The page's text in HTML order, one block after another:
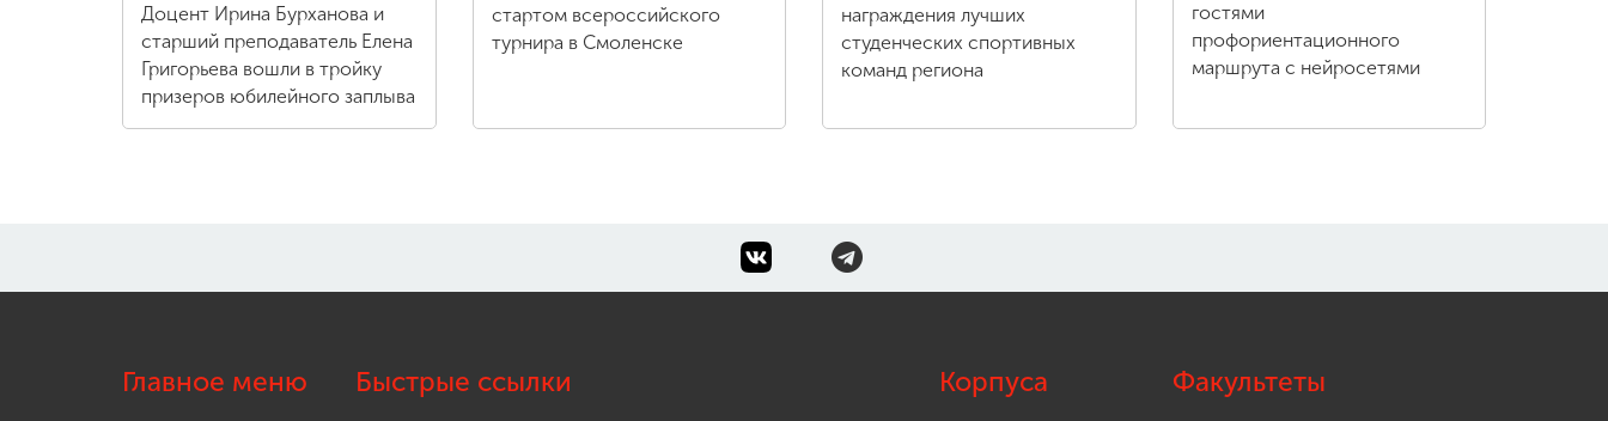
Доцент Ирина Бурханова и
старший преподаватель Елена
Григорьева вошли в тройку
призеров юбилейного заплыва
стартом всероссийского
турнира в Смоленске
награждения лучших
студенческих спортивных
команд региона
гостями
профориентационного
маршрута с нейросетями
Главное меню Быстрые ссылки Корпуса Факультеты